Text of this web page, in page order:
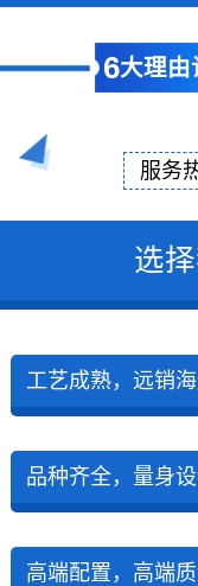
6大理由
服务
选
工艺成熟，远销
品种齐全，量身
高端配置，高端